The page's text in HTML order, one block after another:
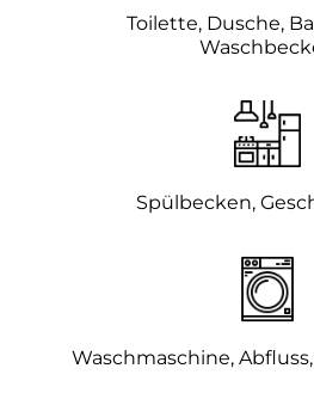
Toilette, Dusche,
Spülbecken,
Waschmaschine,